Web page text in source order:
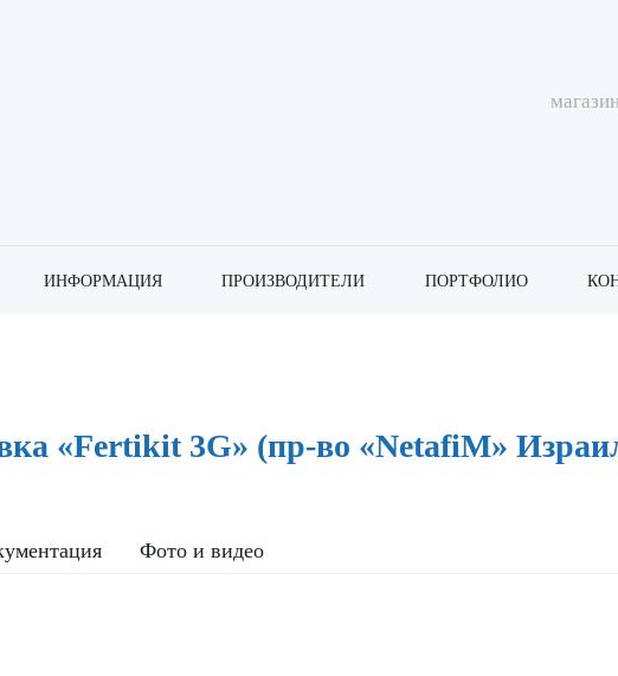
ИНФОРМАЦИЯ ПРОИЗВОДИТЕЛИ ПОРТФОЛИО
«Fertikit 3G» (пр-во «NetafiM»
Фото и видео